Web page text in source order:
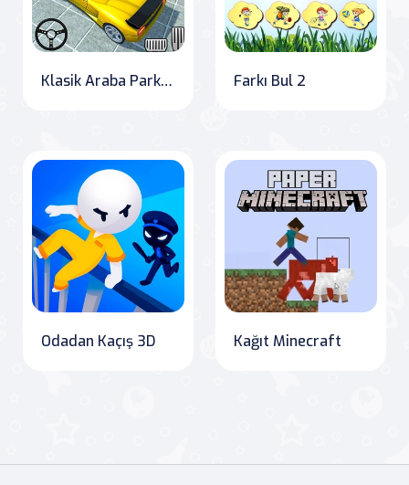
Klasik Araba Park Etme Meydan Okuması Farkı Bul 2
Odadan Kaçış 3D Kağıt Minecraft